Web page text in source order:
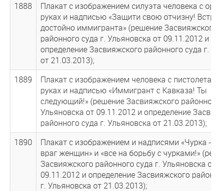
1888
Плакат с изображением силуэта человека с
руках и надписью «Защити свою отчизну!
достойно иммигранта» (решение Засвияжского
районного суда г. Ульяновска от 09.11.2012 и
определение Засвияжского районного суда г.
от 21.03.2013);
1889
Плакат с изображением человека с
руках и надписью «Иммигрант с Кавказа! Ты
следующий!» (решение Засвияжского районного
Ульяновска от 09.11.2012 и определение
районного суда г. Ульяновска от 21.03.2013);
1890
Плакат с изображением и надписями «Чурка -
враг женщин» и «все на борьбу с чурками!»
Засвияжского районного суда г. Ульяновска от
09.11.2012 и определение Засвияжского
г. Ульяновска от 21.03.2013);